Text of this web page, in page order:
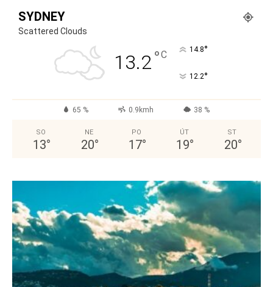
SYDNEY
Scattered Clouds
13.2°C 14.8°
12.2°
65 % 0.9kmh 38 %
SO
13°
NE
20°
PO
17°
ÚT
19°
ST
20°